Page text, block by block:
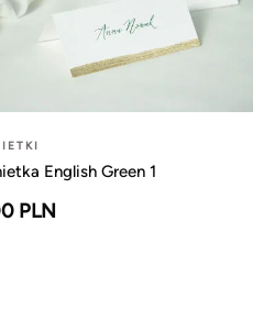
English Green 1
PLN